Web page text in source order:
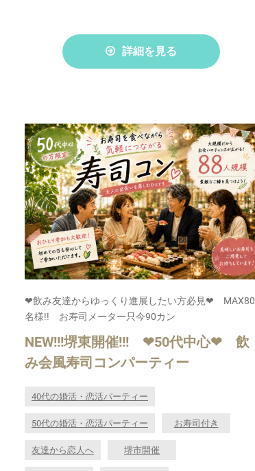
詳細を見る
❤飲み友達からゆっくり進展したい方必見❤ MAX80
名様!! お寿司メーター只今90カン
NEW!!!堺東開催!!! ❤50代中心❤ 飲
み会風寿司コンパーティー
40代の婚活・恋活パーティー
50代の婚活・恋活パーティー お寿司付き
友達から恋人へ 堺市開催